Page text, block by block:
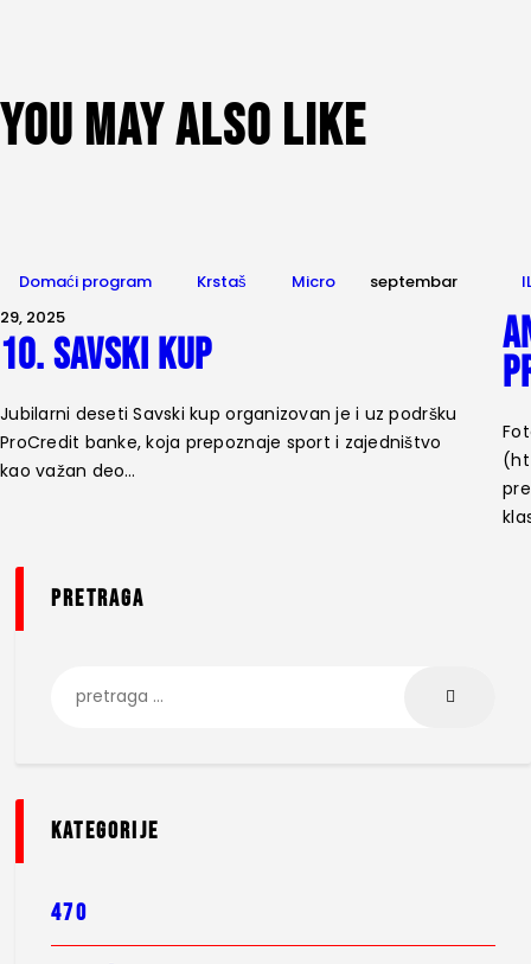
You May Also Like
Domaći program Krstaš Micro
septembar
29, 2025
10. Savski kup
Jubilarni deseti Savski kup organizovan je i uz podršku
ProCredit banke, koja prepoznaje sport i zajedništvo
kao važan deo…
pretraga
kategorije
470